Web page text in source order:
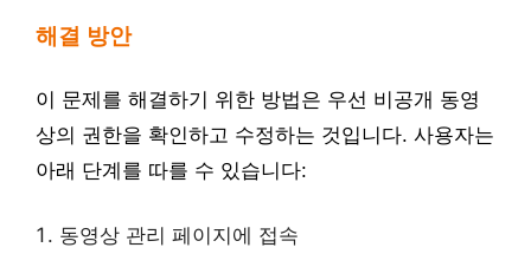
해결 방안
이 문제를 해결하기 위한 방법은 우선 비공개 동영
상의 권한을 확인하고 수정하는 것입니다. 사용자는
아래 단계를 따를 수 있습니다:
동영상 관리 페이지에 접속